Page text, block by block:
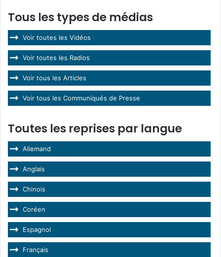
Tous les types de médias
Voir toutes les Vidéos
Voir toutes les Radios
Voir tous les Articles
Voir tous les Communiqués de Presse
Toutes les reprises par langue
Allemand
Anglais
Chinois
Coréen
Espagnol
Français